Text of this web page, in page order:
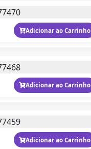
Adicionar ao Carrinho
Adicionar ao Carrinho
Adicionar ao Carrinho